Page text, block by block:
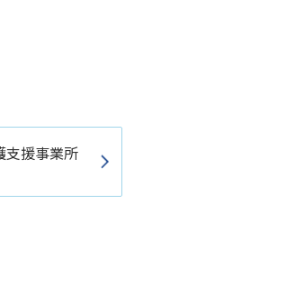
支援事業所